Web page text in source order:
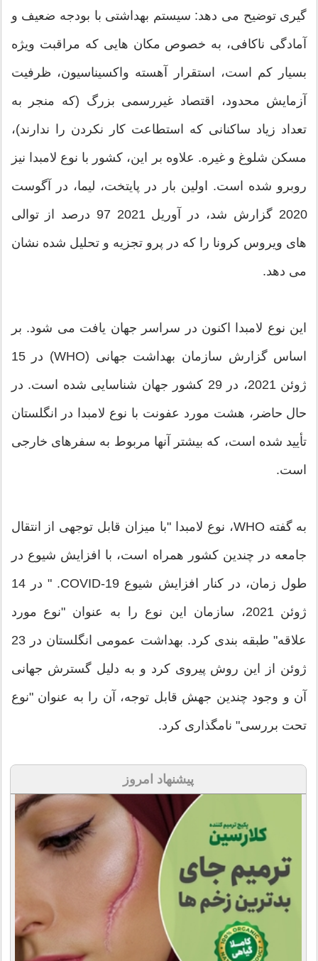
گیری توضیح می دهد: سیستم بهداشتی با بودجه ضعیف و
آمادگی ناکافی، به خصوص مکان هایی که مراقبت ویژه
بسیار کم است، استقرار آهسته واکسیناسیون، ظرفیت
آزمایش محدود، اقتصاد غیررسمی بزرگ (که منجر به
تعداد زیاد ساکنانی که استطاعت کار نکردن را ندارند)،
مسکن شلوغ و غیره. علاوه بر این، کشور با نوع لامبدا نیز
روبرو شده است. اولین بار در پایتخت، لیما، در آگوست
2020 گزارش شد، در آوریل 2021 97 درصد از توالی
های ویروس کرونا را که در پرو تجزیه و تحلیل شده نشان
می دهد.
این نوع لامبدا اکنون در سراسر جهان یافت می شود. بر
اساس گزارش سازمان بهداشت جهانی (WHO) در 15
ژوئن 2021، در 29 کشور جهان شناسایی شده است. در
حال حاضر، هشت مورد عفونت با نوع لامبدا در انگلستان
تأیید شده است، که بیشتر آنها مربوط به سفرهای خارجی
است.
به گفته WHO، نوع لامبدا "با میزان قابل توجهی از انتقال
جامعه در چندین کشور همراه است، با افزایش شیوع در
طول زمان، در کنار افزایش شیوع COVID-19. " در 14
ژوئن 2021، سازمان این نوع را به عنوان "نوع مورد
علاقه" طبقه بندی کرد. بهداشت عمومی انگلستان در 23
ژوئن از این روش پیروی کرد و به دلیل گسترش جهانی
آن و وجود چندین جهش قابل توجه، آن را به عنوان "نوع
تحت بررسی" نامگذاری کرد.
پیشنهاد امروز